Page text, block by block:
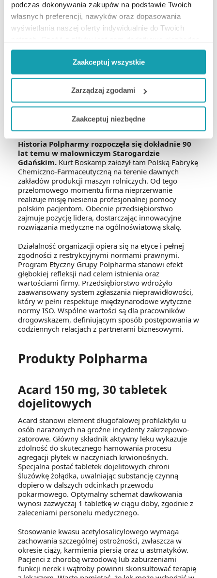
podczas dokonywania zakupów na podstawie Twoich
własnych preferencji, nawyków oraz dopasowania
wyświetlania naszej oferty indywidualnie do Twoich
do prawidłowego działania Portalu oraz jego
funkcjonalności. W zależności od funkcji, dane o tym jak
korzystasz z naszej witryny będą również przekazywane
do naszych Partnerów marketingowych i analitycznych.
Jeżeli chcesz dostosować swoją zgodę i wybrać tylko
niektóre dodatkowe funkcje, z którymi wiąże się
zbieranie danych o Twojej aktywności dokonaj
preferowanych przez Ciebie wyborów i kliknij „ Zarządzaj
zgodami”.
Możesz również kliknąć „Zaakceptuj niezbędne”, co
będzie oznaczało, że nie wyrażasz zgody na
pozyskiwanie od Ciebie danych, które nie są niezbędne
dla funkcjonowania Strony. Będzie się to jednak wiązało
z brakiem dostępu do wszystkich funkcjonalności
Zaakceptuj wszystkie
Zarządzaj zgodami
Zaakceptuj niezbędne
1 2 3 4
Czym zajmuje się firma
Polpharma?
Historia Polpharmy rozpoczęła się dokładnie 90
lat temu w malowniczym Starogardzie
Gdańskim. Kurt Boskamp założył tam Polską Fabrykę
Chemiczno-Farmaceutyczną na terenie dawnych
zakładów produkcji maszyn rolniczych. Od tego
przełomowego momentu firma nieprzerwanie
realizuje misję niesienia profesjonalnej pomocy
polskim pacjentom. Obecnie przedsiębiorstwo
zajmuje pozycję lidera, dostarczając innowacyjne
rozwiązania medyczne na ogólnoświatową skalę.
Działalność organizacji opiera się na etyce i pełnej
zgodności z restrykcyjnymi normami prawnymi.
Program Etyczny Grupy Polpharma stanowi efekt
głębokiej refleksji nad celem istnienia oraz
wartościami firmy. Przedsiębiorstwo wdrożyło
zaawansowany system zgłaszania nieprawidłowości,
który w pełni respektuje międzynarodowe wytyczne
normy ISO. Wspólne wartości są dla pracowników
drogowskazem, definiującym sposób postępowania w
codziennych relacjach z partnerami biznesowymi.
Produkty Polpharma
Acard 150 mg, 30 tabletek
dojelitowych
Acard stanowi element długofalowej profilaktyki u
osób narażonych na groźne incydenty zakrzepowo-
zatorowe. Główny składnik aktywny leku wykazuje
zdolność do skutecznego hamowania procesu
agregacji płytek w naczyniach krwionośnych.
Specjalna postać tabletek dojelitowych chroni
śluzówkę żołądka, uwalniając substancję czynną
dopiero w dalszych odcinkach przewodu
pokarmowego. Optymalny schemat dawkowania
wynosi zazwyczaj 1 tabletkę w ciągu doby, zgodnie z
zaleceniami personelu medycznego.
Stosowanie kwasu acetylosalicylowego wymaga
zachowania szczególnej ostrożności, zwłaszcza w
okresie ciąży, karmienia piersią oraz u astmatyków.
Pacjenci z chorobą wrzodową lub zaburzeniami
funkcji nerek i wątroby powinni skonsultować terapię